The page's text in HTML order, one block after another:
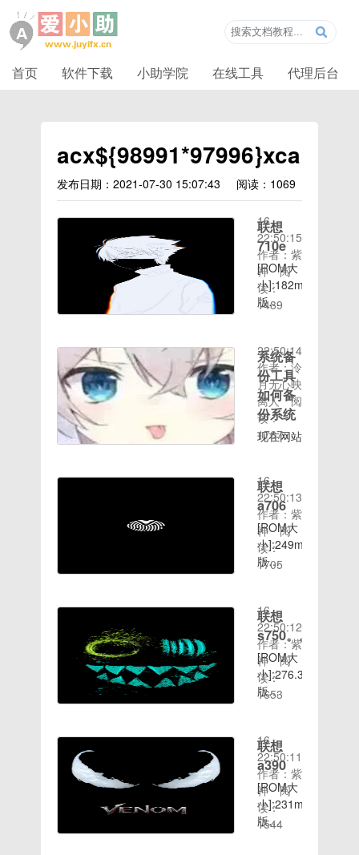
首页 软件下载 小助学院 在线工具 代理后台
acx${98991*97996}xca
发布日期：2021-07-30 15:07:43 阅读：1069
联想
710e
[ROM大
小]:182mb[ROM
版
绍］:1.
源于官
方：基于
最新官方
4.0.4底
包制作；
应用程序
占用内存
大小，优
化Wifi，
优化网路
信号；百
接:http://d.7to.cn/
时间：
2020-08-
16
22:50:15
作者：紫
神
阅
读：
1489
系统备
份工具
如何备
份系统
现在网站
五花八
门，小编
下载了很
多，简单
实用的也
就那几
装机吧一
键重装系
统，小白
一键重装
系统等，
它们功能
系统步骤
也比价简
洁。今
天，我就
将装机吧
备份系统
时间：
22:50:14
作者：泠
月无心映
离人
阅
读：
1767
联想
a706
[ROM大
小]:249mb[ROM
版
各位联想
A760的
机友们，
距离
A760的
MIUI发
了，乐蛙
官方发布
有高通机
型的乐蛙
OS5，第
三方第一
时间：
16
22:50:13
作者：紫
神
阅
读：
1705
联想
s750。。。。-
[ROM大
小]:276.30mb[ROM
版
绍］:1.
基于miui
官方包进
行精简优
化2.加入
全局V5
16
22:50:12
作者：紫
神
阅
读：
1653
联想
a390
[ROM大
小]:231mb[ROM
版
16
22:50:11
作者：紫
神
阅
读：
1544